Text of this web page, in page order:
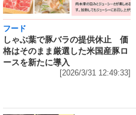
フード
しゃぶ葉で豚バラの提供休止 価
格はそのまま厳選した米国産豚ロ
ースを新たに導入
[2026/3/31 12:49:33]